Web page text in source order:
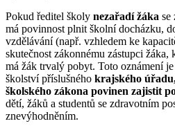
Pokud ředitel školy nezařadí žáka se
má povinnost plnit školní docházku,
vzdělávání (např. vzhledem ke
skutečnost zákonnému zástupci
má žák trvalý pobyt. Toto oznámení
školství příslušného krajského
školského zákona povinen zajistit
dětí, žáků a studentů se zdravotním
znevýhodněním.